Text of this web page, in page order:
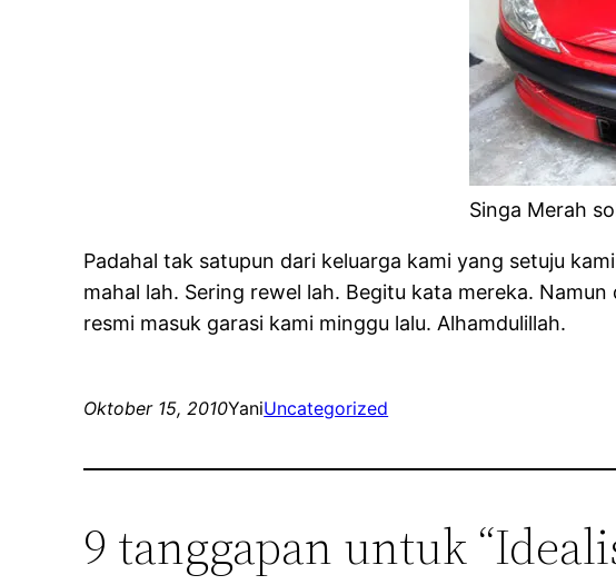
Singa Merah
Padahal tak satupun dari keluarga kami yang setuju
mahal lah. Sering rewel lah. Begitu kata mereka.
resmi masuk garasi kami minggu lalu. Alhamdulillah.
Oktober 15, 2010YaniUncategorized
9 tanggapan untuk